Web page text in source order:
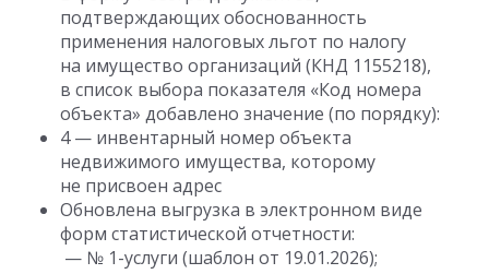
подтверждающих обоснованность
применения налоговых льгот по налогу
на имущество организаций (КНД 1155218),
в список выбора показателя «Код номера
объекта» добавлено значение (по порядку):
4 — инвентарный номер объекта
недвижимого имущества, которому
не присвоен адрес
Обновлена выгрузка в электронном виде
форм статистической отчетности:
— № 1-услуги (шаблон от 19.01.2026);